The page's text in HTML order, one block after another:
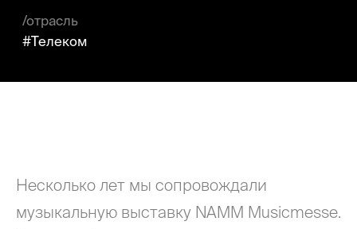
Несколько лет мы сопровождали
музыкальную выставку NAMM Musicmesse.